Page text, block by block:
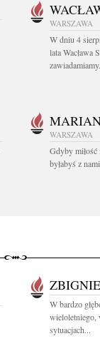
WARSZAWA
W dniu 4
lata Wacława
WARSZAWA
Gdyby miłość
byłabyś z
W bardzo
wieloletniego,
sytuacjach...